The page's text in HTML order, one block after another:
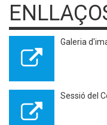
Galeria
Sessió del